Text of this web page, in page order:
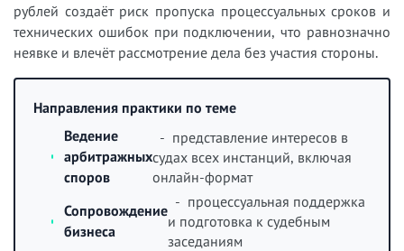
рублей создаёт риск пропуска процессуальных сроков и
технических ошибок при подключении, что равнозначно
неявке и влечёт рассмотрение дела без участия стороны.
Направления практики по теме
Ведение
арбитражных
споров
- представление интересов в
судах всех инстанций, включая
онлайн-формат
Сопровождение
бизнеса
- процессуальная поддержка
и подготовка к судебным
заседаниям